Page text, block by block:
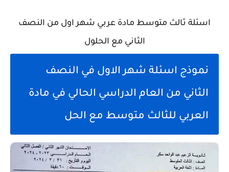
اسئلة ثالث متوسط مادة عربي شهر اول من النصف
الثاني مع الحلول
نموذج اسئلة شهر الاول في النصف
الثاني من العام الدراسي الحالي في مادة
العربي للثالث متوسط مع الحل